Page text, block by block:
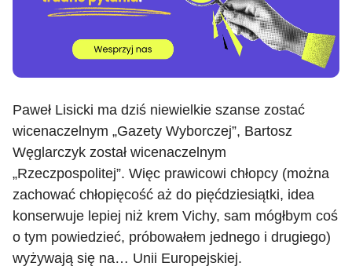
Paweł Lisicki ma dziś niewielkie szanse zostać
wicenaczelnym „Gazety Wyborczej”, Bartosz
Węglarczyk został wicenaczelnym
„Rzeczpospolitej”. Więc prawicowi chłopcy (można
zachować chłopięcość aż do pięćdziesiątki, idea
konserwuje lepiej niż krem Vichy, sam mógłbym coś
o tym powiedzieć, próbowałem jednego i drugiego)
wyżywają się na… Unii Europejskiej.